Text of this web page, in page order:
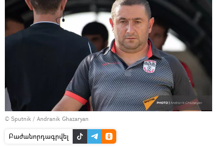
© Sputnik / Andranik Ghazaryan
Բաժանորդագրվել